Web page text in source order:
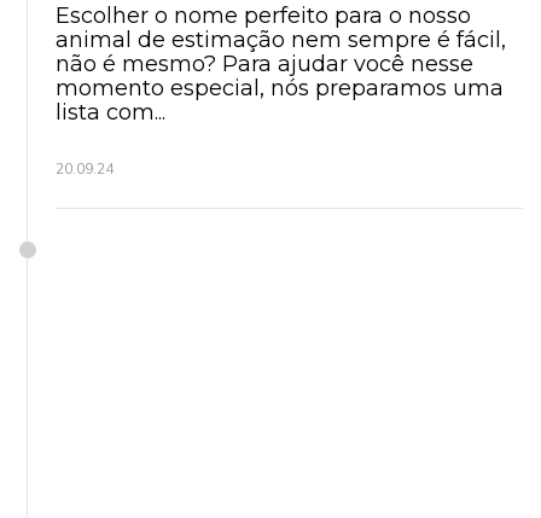
Escolher o nome perfeito para o nosso
animal de estimação nem sempre é fácil,
não é mesmo? Para ajudar você nesse
momento especial, nós preparamos uma
lista com...
20.09.24